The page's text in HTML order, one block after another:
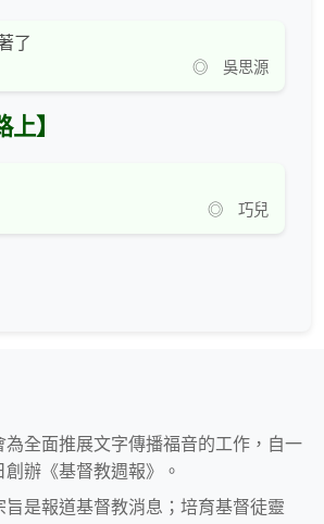
了
◎ 吳思源
上】
◎ 巧兒
為全面推展文字傳播福音的工作，自一
辦《基督教週報》。
旨是報道基督教消息；培育基督徒靈